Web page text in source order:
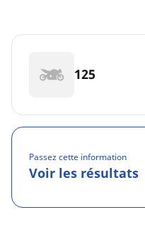
125
Passez cette information
Voir les résultats